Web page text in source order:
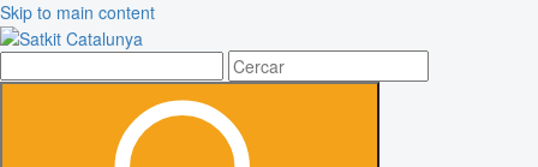
Skip to main content